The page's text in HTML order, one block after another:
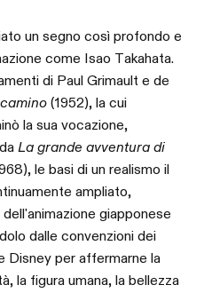
un segno così profondo e
come Isao Takahata.
di Paul Grimault e de
(1952), la cui
la sua vocazione,
La grande avventura di
le basi di un realismo il
ampliato,
giapponese
dalle convenzioni dei
Disney per affermarne la
la figura umana, la bellezza